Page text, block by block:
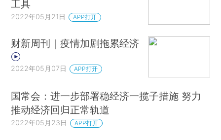
工具
2022年05月21日 APP打开
财新周刊｜疫情加剧拖累经济
2022年05月07日 APP打开
国常会：进一步部署稳经济一揽子措施 努力
推动经济回归正常轨道
2022年05月23日 APP打开